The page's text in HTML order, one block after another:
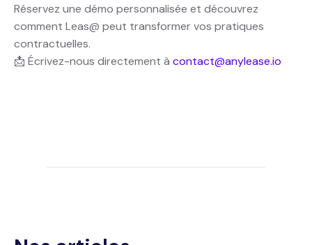
Réservez une démo personnalisée et découvrez
comment Leas@ peut transformer vos pratiques
contractuelles.
📩 Écrivez-nous directement à contact@anylease.io